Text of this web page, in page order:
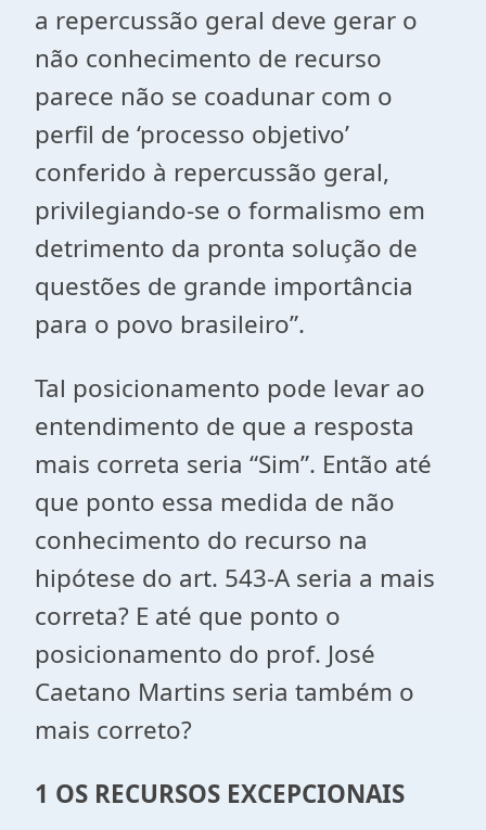
a repercussão geral deve gerar o
não conhecimento de recurso
parece não se coadunar com o
perfil de ‘processo objetivo’
conferido à repercussão geral,
privilegiando-se o formalismo em
detrimento da pronta solução de
questões de grande importância
para o povo brasileiro”.
Tal posicionamento pode levar ao
entendimento de que a resposta
mais correta seria “Sim”. Então até
que ponto essa medida de não
conhecimento do recurso na
hipótese do art. 543-A seria a mais
correta? E até que ponto o
posicionamento do prof. José
Caetano Martins seria também o
mais correto?
1 OS RECURSOS EXCEPCIONAIS